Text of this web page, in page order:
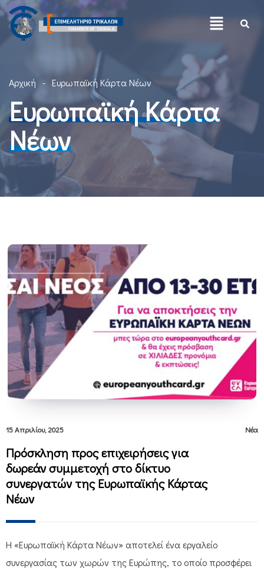
Αρχική Ευρωπαϊκή Κάρτα Νέων
Ευρωπαϊκή Κάρτα
Νέων
15 Απριλίου, 2025 Νέα
Πρόσκληση προς επιχειρήσεις για
δωρεάν συμμετοχή στο δίκτυο
συνεργατών της Ευρωπαϊκής Κάρτας
Νέων
H «Ευρωπαϊκή Κάρτα Νέων» αποτελεί ένα εργαλείο
συνεργασίας των χωρών της Ευρώπης, το οποίο προσφέρει